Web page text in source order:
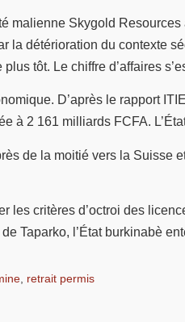
malienne Skygold
la détérioration du
tôt. Le chiffre d’affaires
D’après le rapport
à 2 161 milliards FCFA.
de la moitié vers la
les critères d’octroi des
Taparko, l’État burkinabè
retrait permis